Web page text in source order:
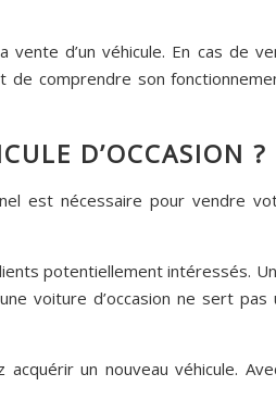
vente d’un véhicule. En cas de
comprendre son
D’OCCASION ?
est nécessaire pour vendre
potentiellement intéressés.
voiture d’occasion ne sert pas
un nouveau véhicule.